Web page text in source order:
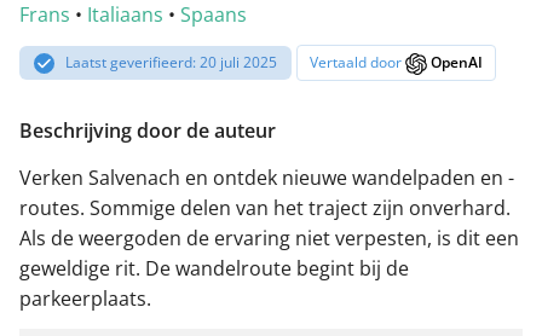
Frans • Italiaans • Spaans
Laatst geverifieerd: 20 juli 2025 Vertaald door OpenAI
Beschrijving door de auteur
Verken Salvenach en ontdek nieuwe wandelpaden en -
routes. Sommige delen van het traject zijn onverhard.
Als de weergoden de ervaring niet verpesten, is dit een
geweldige rit. De wandelroute begint bij de
parkeerplaats.